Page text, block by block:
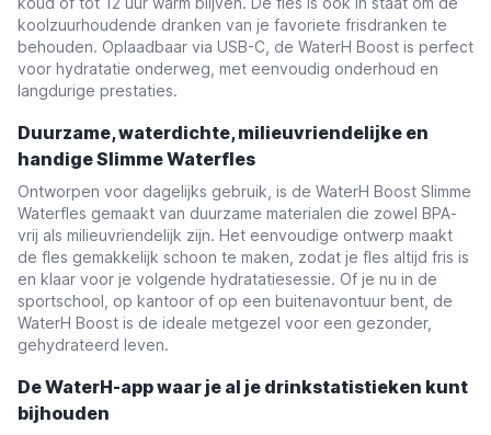
koolzuurhoudende dranken van je favoriete frisdranken te
behouden. Oplaadbaar via USB-C, de WaterH Boost is perfect
voor hydratatie onderweg, met eenvoudig onderhoud en
langdurige prestaties.
Duurzame, waterdichte, milieuvriendelijke en
handige Slimme Waterfles
Ontworpen voor dagelijks gebruik, is de WaterH Boost Slimme
Waterfles gemaakt van duurzame materialen die zowel BPA-
vrij als milieuvriendelijk zijn. Het eenvoudige ontwerp maakt
de fles gemakkelijk schoon te maken, zodat je fles altijd fris is
en klaar voor je volgende hydratatiesessie. Of je nu in de
sportschool, op kantoor of op een buitenavontuur bent, de
WaterH Boost is de ideale metgezel voor een gezonder,
gehydrateerd leven.
De WaterH-app waar je al je drinkstatistieken kunt
bijhouden